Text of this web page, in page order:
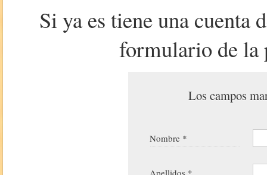
Si ya es tiene una cuenta
formulario de la
Los campos
Nombre *
Apellidos *